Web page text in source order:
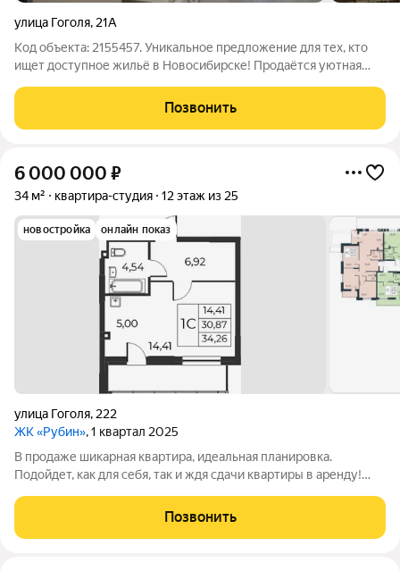
улица Гоголя, 21А
Код объекта: 2155457. Уникальное предложение для тех, кто
ищет доступное жильё в Новосибирске! Продаётся уютная
студия расположена на первом этаже пятиэтажного
кирпичного дома 1960 года
Позвонить
6 000 000 ₽
34 м² квартира-студия 12 этаж из 25
новостройка онлайн показ
улица Гоголя, 222
ЖК «Рубин», 1 квартал 2025
В продаже шикарная квартира, идеальная планировка.
Подойдет, как для себя, так и ждя сдачи квартиры в аренду!
Позвонить